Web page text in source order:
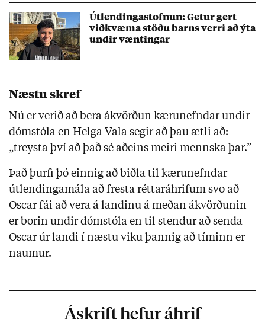
Útlendingastofnun: Getur gert
viðkvæma stöðu barns verri að ýta
undir væntingar
Næstu skref
Nú er verið að bera ákvörðun kærunefndar undir
dómstóla en Helga Vala segir að þau ætli að:
„treysta því að það sé aðeins meiri mennska þar.”
Það þurfi þó einnig að biðla til kærunefndar
útlendingamála að fresta réttaráhrifum svo að
Oscar fái að vera á landinu á meðan ákvörðunin
er borin undir dómstóla en til stendur að senda
Oscar úr landi í næstu viku þannig að tíminn er
naumur.
Áskrift hefur áhrif